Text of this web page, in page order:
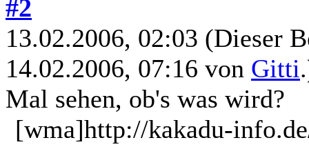
#2
13.02.2006, 02:03 (Dieser
14.02.2006, 07:16 von Gitti
Mal sehen, ob's was wird?
[wma]http://kakadu-